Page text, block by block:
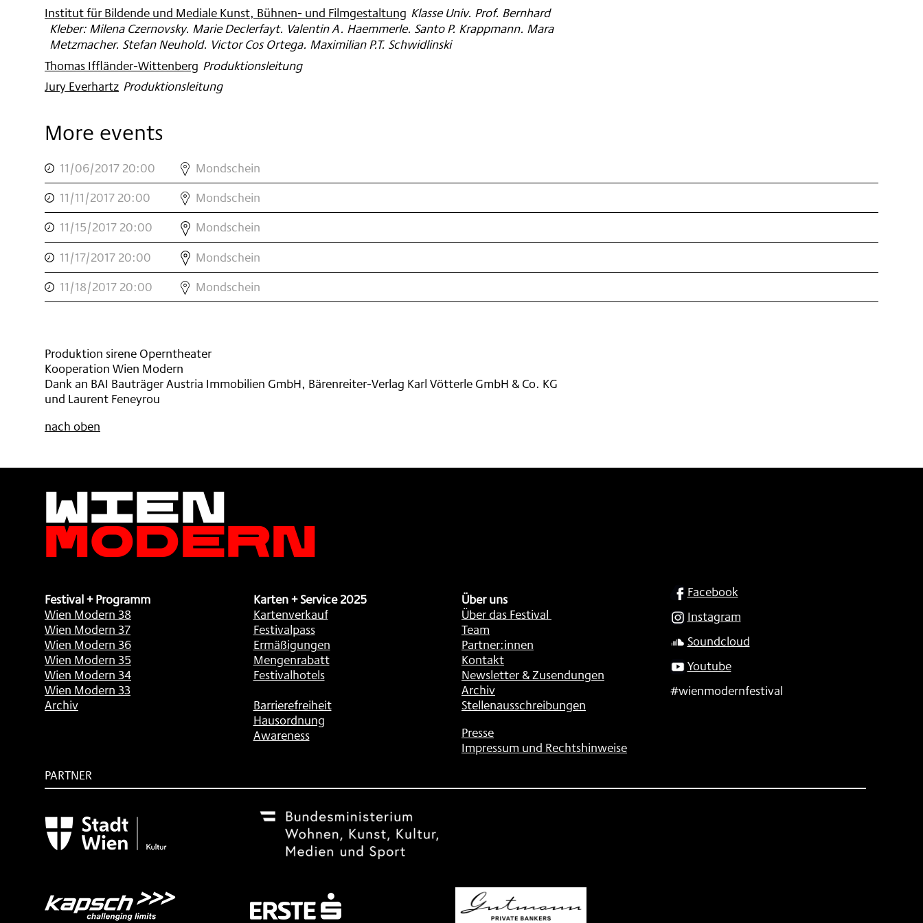
Institut für Bildende und Mediale Kunst, Bühnen- und Filmgestaltung: Klasse Univ. Prof. Bernhard
Kleber: Milena Czernovsky. Marie Declerfayt. Valentin A. Haemmerle. Santo P. Krappmann. Mara
Metzmacher. Stefan Neuhold. Victor Cos Ortega. Maximilian P.T. Schwidlinski
Thomas Iffländer-Wittenberg: Produktionsleitung
Jury Everhartz
: Produktionsleitung
More events
11/06/2017 20:00
,
DIE
REISE
,
Mondschein
11/11/2017 20:00
,
DIE
REISE
,
Mondschein
11/15/2017 20:00
,
DIE
REISE
,
Mondschein
11/17/2017 20:00
,
DIE
REISE
,
Mondschein
11/18/2017 20:00
,
DIE
REISE
Mondschein
Produktion sirene Operntheater
Kooperation Wien Modern
Dank an BAI Bauträger Austria Immobilien GmbH, Bärenreiter-Verlag Karl Vötterle GmbH & Co. KG
und Laurent Feneyrou
nach oben
Wien
Modern
Festival + Programm
Wien Modern 38
Wien Modern 37
Wien Modern 36
Wien Modern 35
Wien Modern 34
Wien Modern 33
Archiv
Karten + Service 2025
Kartenverkauf
Festivalpass
Ermäßigungen
Mengenrabatt
Festivalhotels
Barrierefreiheit
Hausordnung
Awareness
Über uns
Über das Festival
Team
Partner:innen
Kontakt
Newsletter & Zusendungen
Archiv
Stellenausschreibungen
Presse
Impressum und Rechtshinweise
SOCIAL
Facebook
Instagram
Soundcloud
Youtube
#wienmodernfestival
PARTNER